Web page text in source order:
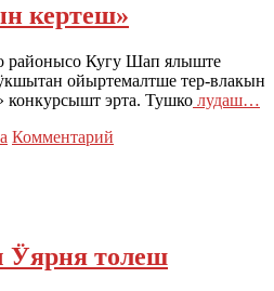
кертеш»
районысо Кугу Шап ялыште
ойыртемалтше тер-влакын
эрта. Тушко лудаш…
Комментарий
толеш